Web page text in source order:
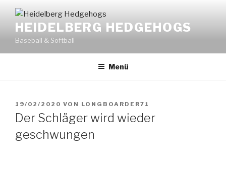
Inhalt
springenHEIDELBERG HEDGEHOGS
Baseball & Softball
Menü
VERÖFFENTLICHT
AM
19/02/2020 VON LONGBOARDER71
Der Schläger wird wieder
geschwungen